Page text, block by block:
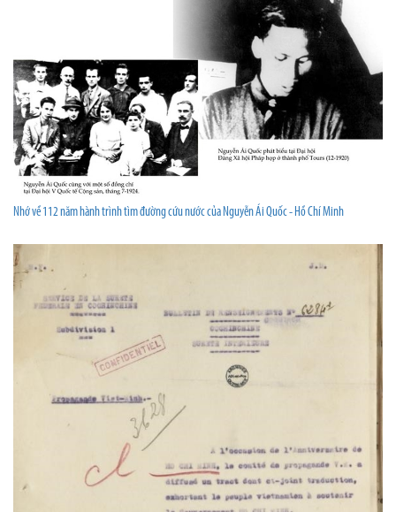
Nhớ về 112 năm hành trình tìm đường cứu nước của Nguyễn Ái Quốc - Hồ Chí Minh